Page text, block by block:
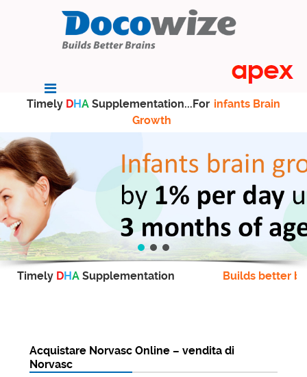
Timely DHA Supplementation...For infants Brain
Growth
Timely DHA Supplementation Builds better
Acquistare Norvasc Online – vendita di
Norvasc